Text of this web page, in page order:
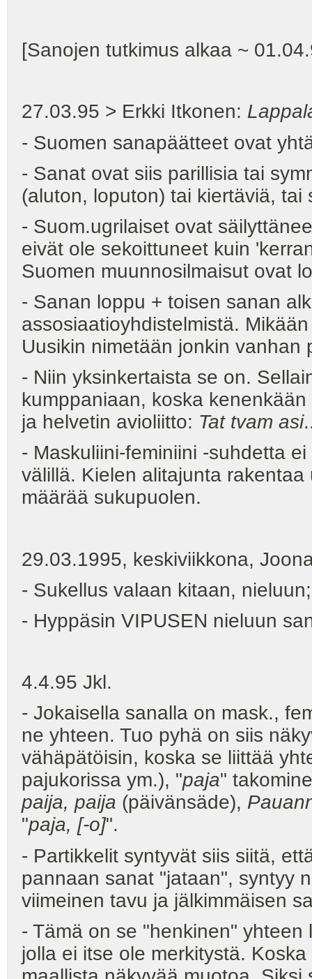
[Sanojen tutkimus alkaa ~
27.03.95 > Erkki Itkonen:
- Suomen sanapäätteet ovat
- Sanat ovat siis parillisia tai
(aluton, loputon) tai kiertäviä,
- Suom.ugrilaiset ovat
eivät ole sekoittuneet kuin
Suomen muunnosilmaisut ovat
- Sanan loppu + toisen sanan
assosiaatioyhdistelmistä.
Uusikin nimetään jonkin vanhan
- Niin yksinkertaista se on.
kumppaniaan, koska
ja helvetin avioliitto: Tat tvam asi
- Maskuliini-feminiini -suhdetta
välillä. Kielen alitajunta
määrää sukupuolen.
29.03.1995, keskiviikkona,
- Sukellus valaan kitaan,
- Hyppäsin VIPUSEN nieluun
4.4.95 Jkl.
- Jokaisella sanalla on mask.,
ne yhteen. Tuo pyhä on siis
vähäpätöisin, koska se liittää
pajukorissa ym.), "paja"
paija, paija (päivänsäde),
"paja, [-o]".
- Partikkelit syntyvät siis siitä,
pannaan sanat "jataan", syntyy
viimeinen tavu ja jälkimmäisen
- Tämä on se "henkinen"
jolla ei itse ole merkitystä.